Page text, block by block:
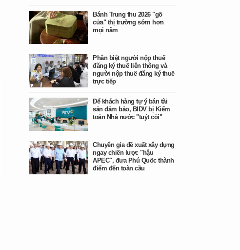
Bánh Trung thu 2026 "gõ
cửa" thị trường sớm hơn
mọi năm
Phân biệt người nộp thuế
đăng ký thuế liên thông và
người nộp thuế đăng ký thuế
trực tiếp
Để khách hàng tự ý bán tài
sản đảm bảo, BIDV bị Kiểm
toán Nhà nước "tuýt còi"
Chuyên gia đề xuất xây dựng
ngay chiến lược "hậu
APEC", đưa Phú Quốc thành
điểm đến toàn cầu